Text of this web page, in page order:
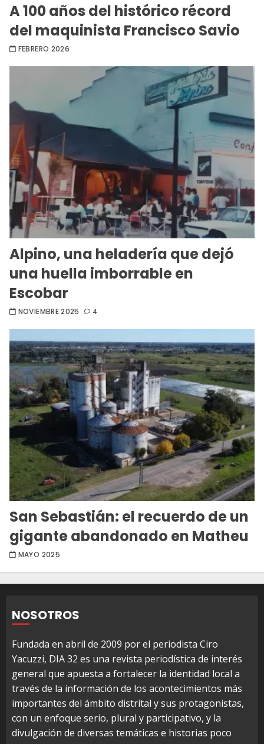
A 100 años del histórico récord
del maquinista Francisco Savio
FEBRERO 2026
Alpino, una heladería que dejó
una huella imborrable en
Escobar
NOVIEMBRE 2025 4
San Sebastián: el recuerdo de un
gigante abandonado en Matheu
MAYO 2025
NOSOTROS
Fundada en abril de 2009 por el periodista Ciro
Yacuzzi, DIA 32 es una revista periodística de interés
general que apuesta a fortalecer la identidad local a
través de la información de los acontecimientos más
importantes del ámbito distrital y sus protagonistas,
con un enfoque serio, plural y participativo, y la
divulgación de diversas temáticas e historias poco